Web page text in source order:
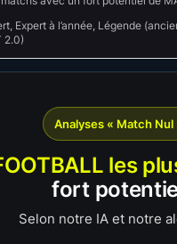
à l’année, Légende
2.0)
Analyses « Match Nul
les
fort
Selon notre IA et notre